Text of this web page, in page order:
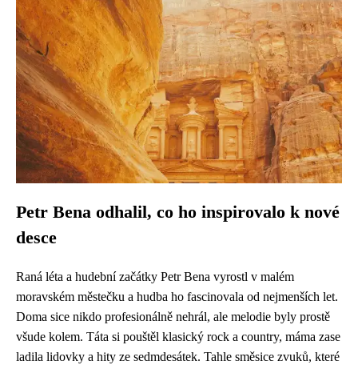
Petr Bena odhalil, co ho inspirovalo k nové
desce
Raná léta a hudební začátky Petr Bena vyrostl v malém
moravském městečku a hudba ho fascinovala od nejmenších let.
Doma sice nikdo profesionálně nehrál, ale melodie byly prostě
všude kolem. Táta si pouštěl klasický rock a country, máma zase
ladila lidovky a hity ze sedmdesátek. Tahle směsice zvuků, které